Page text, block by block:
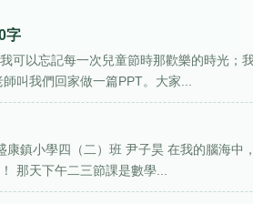
字
可以忘記每一次兒童節時那歡樂的時光；
叫我們回家做一篇PPT。大家...
康鎮小學四（二）班 尹子昊 在我的腦海
那天下午二三節課是數學...